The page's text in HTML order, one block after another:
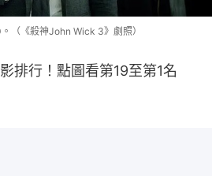
（《殺神John Wick 3》劇照）
排行！點圖看第19至第1名